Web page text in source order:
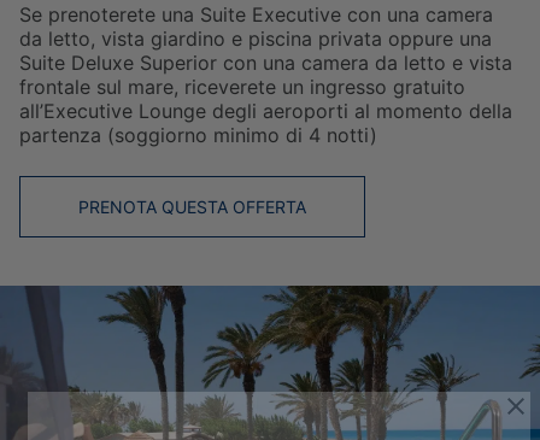
Se prenoterete una Suite Executive con una camera
da letto, vista giardino e piscina privata oppure una
Suite Deluxe Superior con una camera da letto e vista
frontale sul mare, riceverete un ingresso gratuito
all’Executive Lounge degli aeroporti al momento della
partenza (soggiorno minimo di 4 notti)
PRENOTA QUESTA OFFERTA